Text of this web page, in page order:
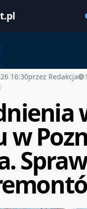
16:30przez Redakcja
w